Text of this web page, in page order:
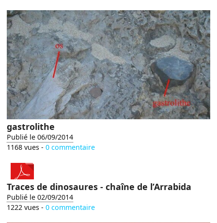
gastrolithe
Publié le 06/09/2014
1168 vues -0 commentaire
Traces de dinosaures - chaîne de l’Arrabida
Publié le 02/09/2014
1222 vues -0 commentaire